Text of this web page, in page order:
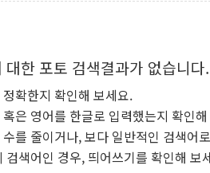
대한 포토 검색결과가 없습니다.
확한지 확인해 보세요.
은 영어를 한글로 입력했는지 확인
를 줄이거나, 보다 일반적인 검색어
검색어인 경우, 띄어쓰기를 확인해 보